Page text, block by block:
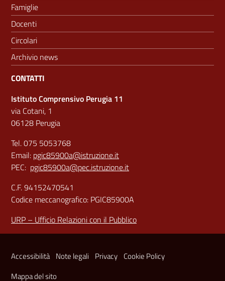
Famiglie
Docenti
Circolari
Archivio news
CONTATTI
Istituto Comprensivo Perugia 11
via Cotani, 1
06128 Perugia
Tel. 075 5053768
Email: pgic85900a@istruzione.it
PEC: pgic85900a@pec.istruzione.it
C.F. 94152470541
Codice meccanografico: PGIC85900A
URP – Ufficio Relazioni con il Pubblico
Accessibilità Note legali Privacy Cookie Policy
Mappa del sito